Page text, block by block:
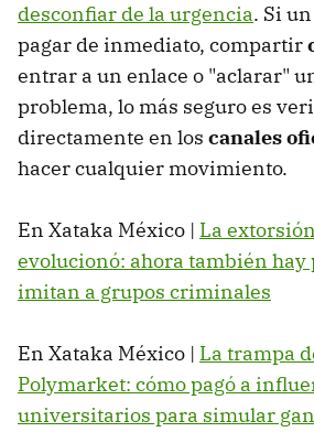
desconfiar de la urgencia. Si
pagar de inmediato, compartir
entrar a un enlace o "aclarar"
problema, lo más seguro es
directamente en los canales
hacer cualquier movimiento.
En Xataka México | La
evolucionó: ahora también hay
imitan a grupos criminales
En Xataka México | La trampa
Polymarket: cómo pagó a
universitarios para simular